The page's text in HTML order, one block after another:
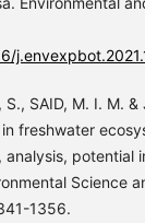
SAID, M. I. M. &
freshwater
potential
Science
1356.